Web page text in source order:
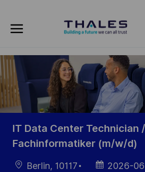
-
IT Data Center Technician /
Fachinformatiker (m/w/d)
localisation
Berlin, 10117
Date 2026-